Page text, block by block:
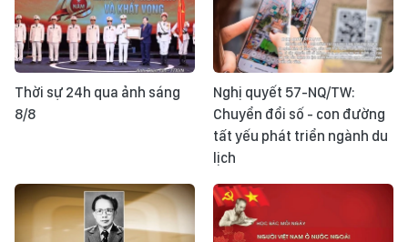
Thời sự 24h qua ảnh sáng
8/8
Nghị quyết 57-NQ/TW:
Chuyển đổi số - con đường
tất yếu phát triển ngành du
lịch